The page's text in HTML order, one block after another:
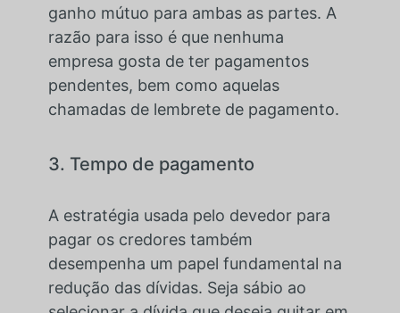
ganho mútuo para ambas as partes. A
razão para isso é que nenhuma
empresa gosta de ter pagamentos
pendentes, bem como aquelas
chamadas de lembrete de pagamento.
3. Tempo de pagamento
A estratégia usada pelo devedor para
pagar os credores também
desempenha um papel fundamental na
redução das dívidas. Seja sábio ao